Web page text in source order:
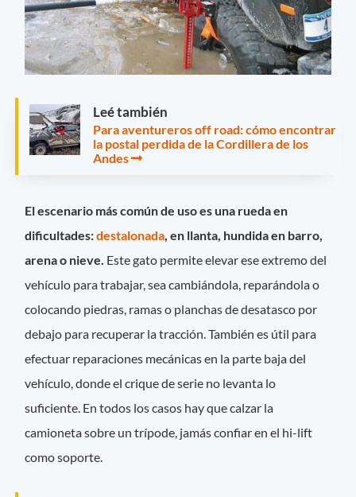
Leé también
Para aventureros off road: cómo encontrar
la postal perdida de la Cordillera de los
Andes
El escenario más común de uso es una rueda en
dificultades:destalonada, en llanta, hundida en barro,
arena o nieve. Este gato permite elevar ese extremo del
vehículo para trabajar, sea cambiándola, reparándola o
colocando piedras, ramas o planchas de desatasco por
debajo para recuperar la tracción. También es útil para
efectuar reparaciones mecánicas en la parte baja del
vehículo, donde el crique de serie no levanta lo
suficiente. En todos los casos hay que calzar la
camioneta sobre un trípode, jamás confiar en el hi-lift
como soporte.